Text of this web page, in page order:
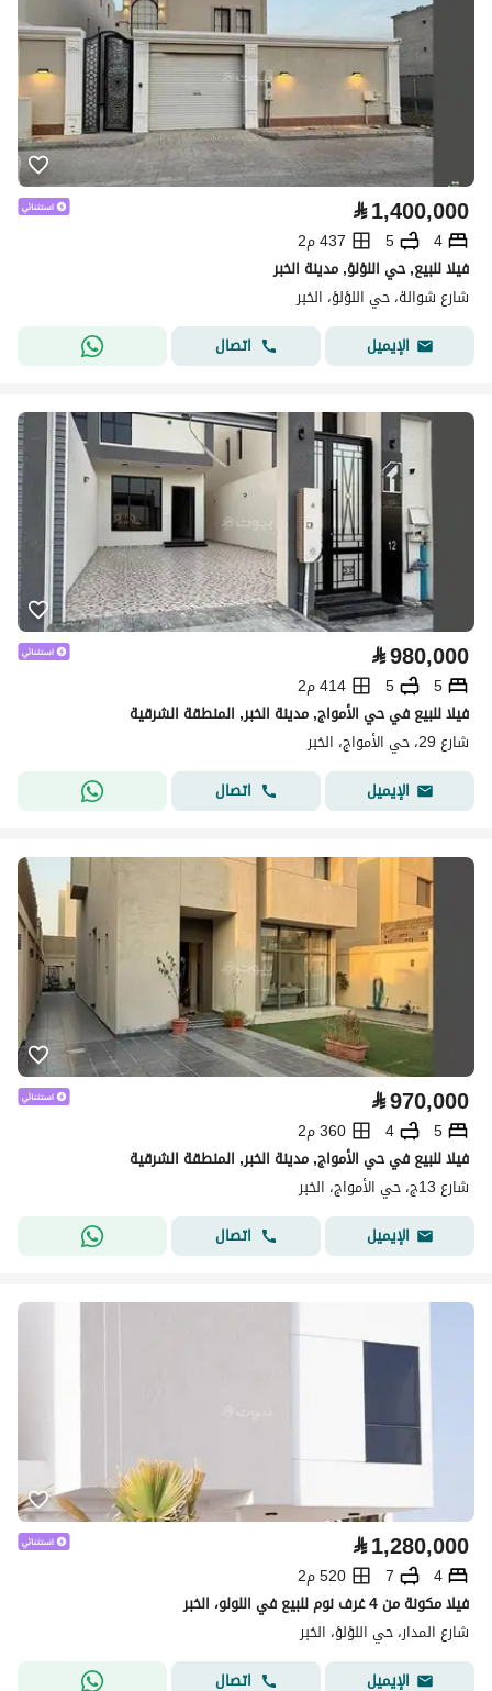
⃁1,400,000
4
5
437 م2
فيلا للبيع, حي اللؤلؤ, مدينة الخبر
شارع شوالة، حي اللؤلؤ، الخبر
الإيميل
اتصال
⃁980,000
5
5
414 م2
فيلا للبيع في حي الأمواج, مدينة الخبر, المنطقة الشرقية
شارع 29، حي الأمواج، الخبر
الإيميل
اتصال
⃁970,000
5
4
360 م2
فيلا للبيع في حي الأمواج, مدينة الخبر, المنطقة الشرقية
شارع 13ج، حي الأمواج، الخبر
الإيميل
اتصال
⃁1,280,000
4
7
520 م2
فيلا مكونة من 4 غرف نوم للبيع في اللولو، الخبر
شارع المدار، حي اللؤلؤ، الخبر
الإيميل
اتصال